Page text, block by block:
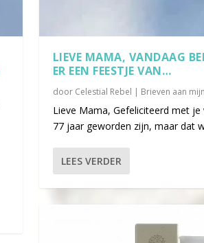
LIEVE MAMA, VANDAAG
ER EEN FEESTJE VAN…
door Celestial Rebel | Brieven aan
Lieve Mama, Gefeliciteerd met
77 jaar geworden zijn, maar dat
LEES VERDER